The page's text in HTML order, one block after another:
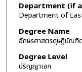
Department (if
Department of
Degree Name
อักษรศาสตรดุษฎีบัณฑิ
Degree Level
ปริญญาเอก